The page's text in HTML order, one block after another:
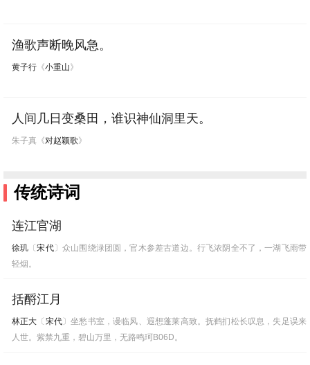
渔歌声断晚风急。
黄子行《小重山》
人间几日变桑田，谁识神仙洞里天。
朱子真《对赵颖歌》
传统诗词
连江官湖
徐玑 〔宋代〕众山围绕渌团圆，官木参差古道边。行飞浓阴全不了，一湖飞雨带
轻烟。
括酹江月
林正大 〔 宋代〕坐愁书室，谩临风、遐想蓬莱高致。抚鹤扪松长叹息，失足误来
人世。紫禁九重，碧山万里，无路鸣珂B06D。